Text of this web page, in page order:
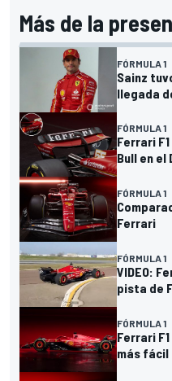
Más de la
FÓRMULA 1
Sainz
llegada
FÓRMULA 1
Ferrari
Bull en el
FÓRMULA 1
Ferrari
FÓRMULA 1
VIDEO:
pista de
FÓRMULA 1
Ferrari
más fácil